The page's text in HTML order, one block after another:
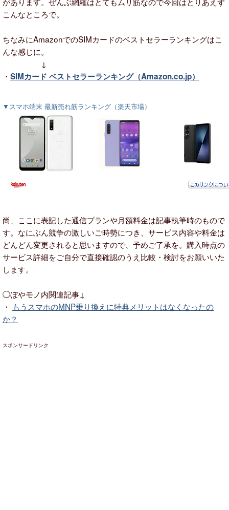
こんなところで。
ちなみにAmazonでのSIMカードのベストセラーランキングはこ
んな感じに。
↓
・ SIMカード ベストセラーランキング（Amazon.co.jp）
▼スマホ端末 最新売れ筋ランキング（楽天市場）
尚、ここに表記した通信プランや月額料金は記事執筆時のもので
す。なにぶん競争の激しいご時勢につき、サービス内容や料金は
どんどん変更されると思いますので、予めご了承を。購入時点の
サービス詳細をご自分で直接確認のうえ比較・検討をお願いいた
します。
◯ぼやモノ内関連記事↓
・ もうスマホのMNP乗り換えに特典メリットはなくなったの
か？
スポンサードリンク